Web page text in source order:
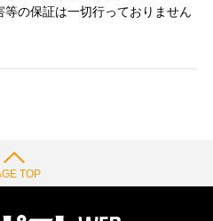
の保証は一切行っておりません
TOP